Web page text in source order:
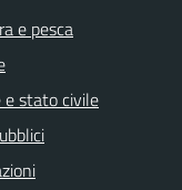
e pesca
e stato civile